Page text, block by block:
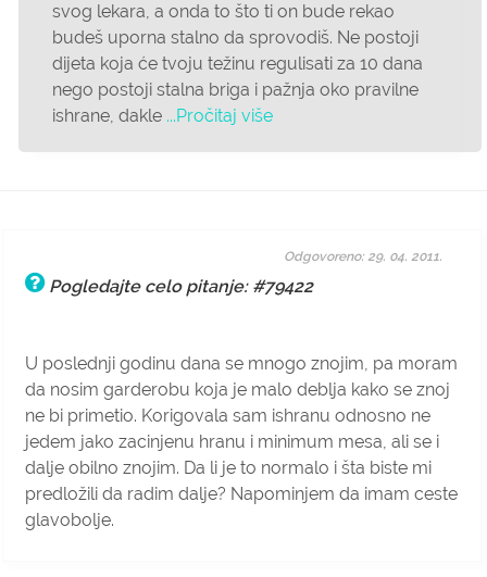
svog lekara, a onda to što ti on bude rekao
budeš uporna stalno da sprovodiš. Ne postoji
dijeta koja će tvoju težinu regulisati za 10 dana
nego postoji stalna briga i pažnja oko pravilne
ishrane, dakle ...Pročitaj više
Pogledajte celo pitanje: #79422
U poslednji godinu dana se mnogo znojim, pa moram
da nosim garderobu koja je malo deblja kako se znoj
ne bi primetio. Korigovala sam ishranu odnosno ne
jedem jako zacinjenu hranu i minimum mesa, ali se i
dalje obilno znojim. Da li je to normalo i šta biste mi
predložili da radim dalje? Napominjem da imam ceste
glavobolje.
Odgovoreno: 29. 04. 2011.